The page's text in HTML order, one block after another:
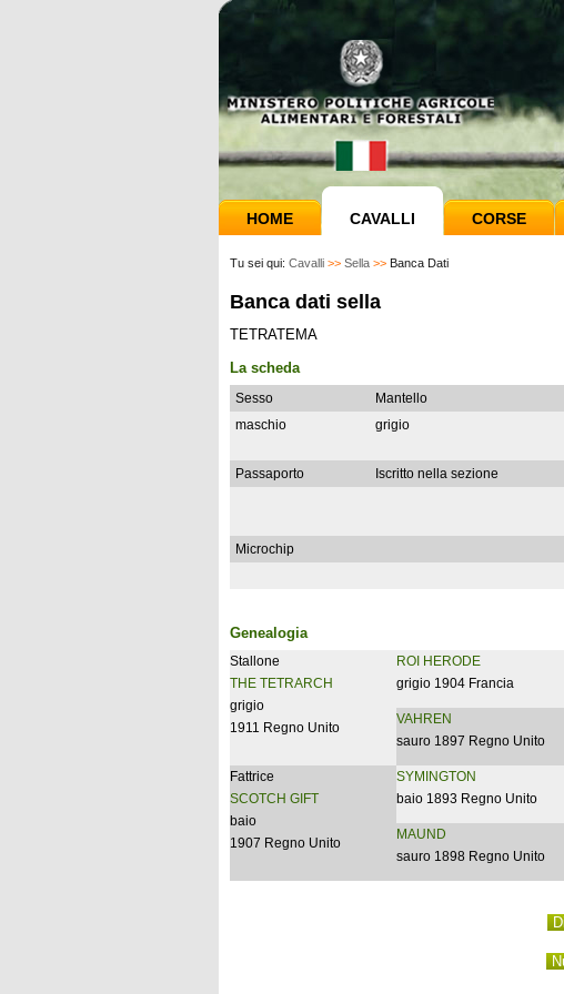
HOME CAVALLI CORSE
Tu sei qui: Cavalli >> Sella >> Banca Dati
Banca dati sella
TETRATEMA
La scheda
Sesso Mantello
maschio
grigio
Passaporto Iscritto nella sezione
Microchip
Genealogia
Stallone
THE TETRARCH
grigio
1911 Regno Unito
ROI HERODE
grigio 1904 Francia
VAHREN
sauro 1897 Regno Unito
Fattrice
SCOTCH GIFT
baio
1907 Regno Unito
SYMINGTON
baio 1893 Regno Unito
MAUND
sauro 1898 Regno Unito